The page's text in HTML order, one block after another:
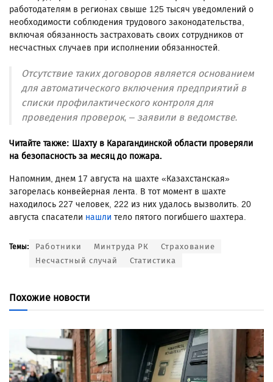
работодателям в регионах свыше 125 тысяч уведомлений о
необходимости соблюдения трудового законодательства,
включая обязанность застраховать своих сотрудников от
несчастных случаев при исполнении обязанностей.
Отсутствие таких договоров является основанием
для автоматического включения предприятий в
списки профилактического контроля для
проведения проверок, – заявили в ведомстве.
Читайте также: Шахту в Карагандинской области проверяли
на безопасность за месяц до пожара.
Напомним, днем 17 августа на шахте «Казахстанская»
загорелась конвейерная лента. В тот момент в шахте
находилось 227 человек, 222 из них удалось вызволить. 20
августа спасатели нашли тело пятого погибшего шахтера.
Темы: Работники Минтруда РК
Страхование
Несчастный случай
Статистика
Похожие новости